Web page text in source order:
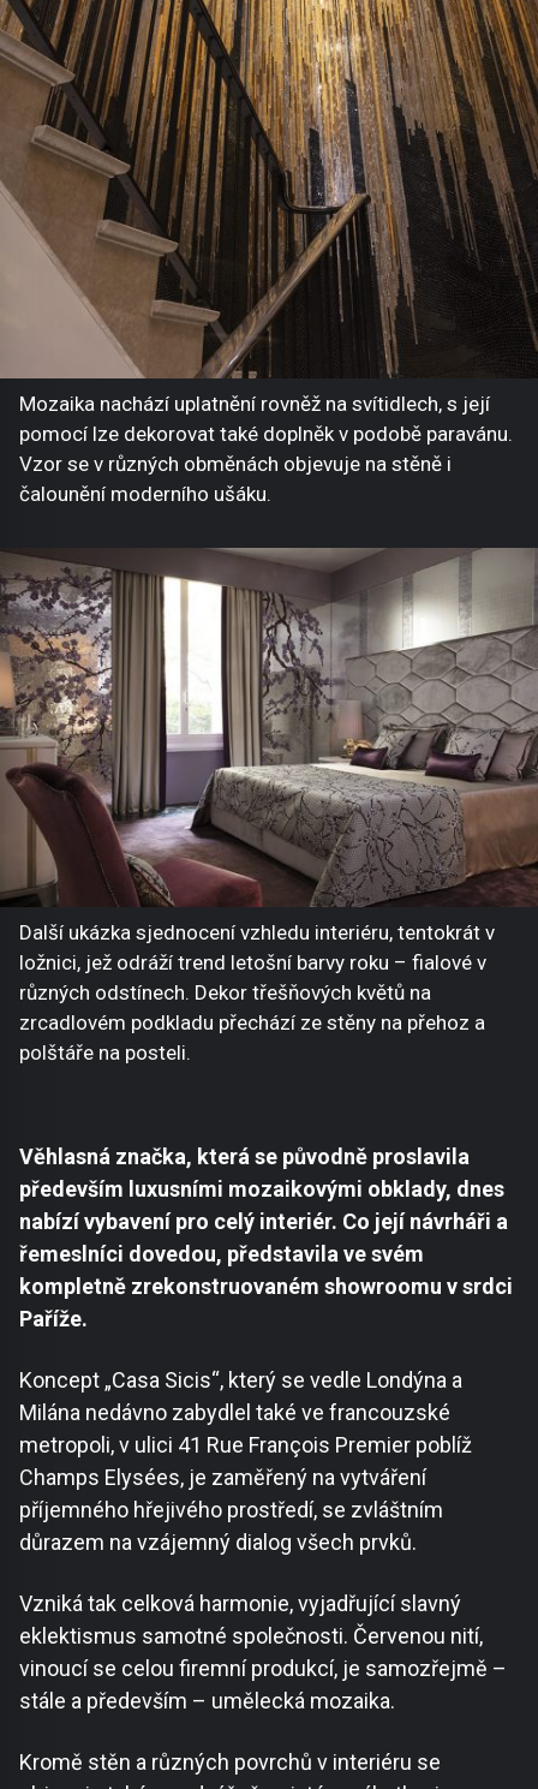
Mozaika nachází uplatnění rovněž na svítidlech, s její
pomocí lze dekorovat také doplněk v podobě paravánu.
Vzor se v různých obměnách objevuje na stěně i
čalounění moderního ušáku.
Další ukázka sjednocení vzhledu interiéru, tentokrát v
ložnici, jež odráží trend letošní barvy roku – fialové v
různých odstínech. Dekor třešňových květů na
zrcadlovém podkladu přechází ze stěny na přehoz a
polštáře na posteli.
Věhlasná značka, která se původně proslavila
především luxusními mozaikovými obklady, dnes
nabízí vybavení pro celý interiér. Co její návrháři a
řemeslníci dovedou, představila ve svém
kompletně zrekonstruovaném showroomu v srdci
Paříže.
Koncept „Casa Sicis“, který se vedle Londýna a
Milána nedávno zabydlel také ve francouzské
metropoli, v ulici 41 Rue François Premier poblíž
Champs Elysées, je zaměřený na vytváření
příjemného hřejivého prostředí, se zvláštním
důrazem na vzájemný dialog všech prvků.
Vzniká tak celková harmonie, vyjadřující slavný
eklektismus samotné společnosti. Červenou nití,
vinoucí se celou firemní produkcí, je samozřejmě –
stále a především – umělecká mozaika.
Kromě stěn a různých povrchů v interiéru se